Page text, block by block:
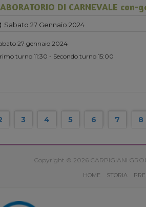
DI CARNEVALE con-
Sabato 27 Gennaio 2024
27 gennaio 2024
turno 11:30 - Secondo turno 15:00
3 4 5 6 7 8
Copyright © 2026 CARPIGIANI
HOME STORIA